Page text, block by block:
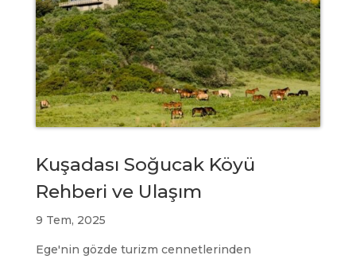
Kuşadası Soğucak Köyü
Rehberi ve Ulaşım
9 Tem, 2025
Ege'nin gözde turizm cennetlerinden